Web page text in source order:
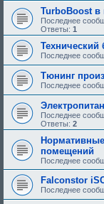
TurboBoost в
Последнее
Ответы: 1
Технический
Последнее
Тюнинг
Последнее
Последнее
Ответы: 2
помещений
Последнее
Falconstor
Последнее